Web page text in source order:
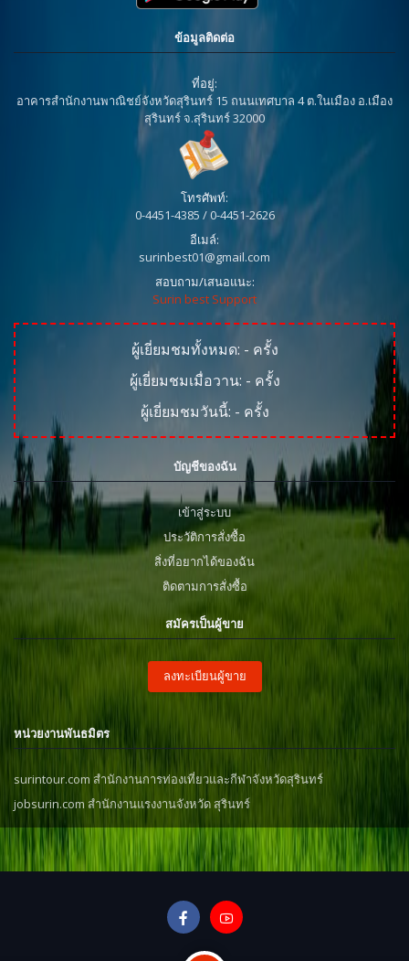
ข้อมูลติดต่อ
ที่อยู่:
อาคารสำนักงานพาณิชย์จังหวัดสุรินทร์ 15 ถนนเทศบาล 4 ต.ในเมือง อ.เมือง
สุรินทร์ จ.สุรินทร์ 32000
โทรศัพท์:
0-4451-4385 / 0-4451-2626
อีเมล์:
surinbest01@gmail.com
สอบถาม/เสนอแนะ:
Surin best Support
ผู้เยี่ยมชมทั้งหมด: - ครั้ง
ผู้เยี่ยมชมเมื่อวาน: - ครั้ง
ผู้เยี่ยมชมวันนี้: - ครั้ง
บัญชีของฉัน
เข้าสู่ระบบ
ประวัติการสั่งซื้อ
สิ่งที่อยากได้ของฉัน
ติดตามการสั่งซื้อ
สมัครเป็นผู้ขาย
ลงทะเบียนผู้ขาย
หน่วยงานพันธมิตร
surintour.com สำนักงานการท่องเที่ยวและกีฬาจังหวัดสุรินทร์
jobsurin.com สำนักงานแรงงานจังหวัด สุรินทร์